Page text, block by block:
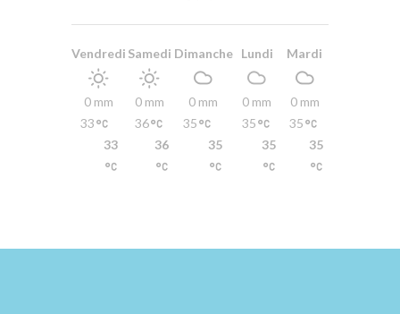
Vendredi
0 mm
33
33
Samedi
0 mm
36
36
Dimanche
0 mm
35
35
Lundi
0 mm
35
35
Mardi
0 mm
35
35